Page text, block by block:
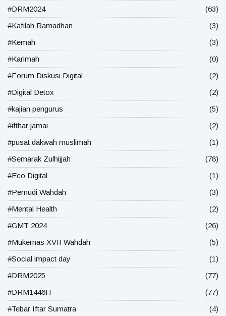
#DRM2024
(63)
#Kafilah Ramadhan
(3)
#Kemah
(3)
#Karimah
(0)
#Forum Diskusi Digital
(2)
#Digital Detox
(2)
#kajian pengurus
(5)
#ifthar jamai
(2)
#pusat dakwah muslimah
(1)
#Semarak Zulhijjah
(78)
#Eco Digital
(1)
#Pemudi Wahdah
(3)
#Mental Health
(2)
#GMT 2024
(26)
#Mukernas XVII Wahdah
(5)
#Social impact day
(1)
#DRM2025
(77)
#DRM1446H
(77)
#Tebar Iftar Sumatra
(4)